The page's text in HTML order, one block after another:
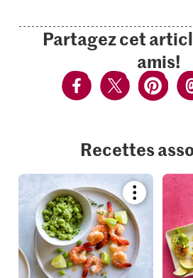
Partagez cet
amis!
Recettes
Bookmark
recipe
or
add
it
to
your
collections.